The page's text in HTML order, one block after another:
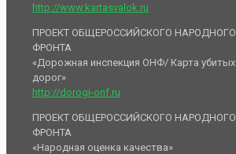
http://www.kartasvalok.ru
ПРОЕКТ ОБЩЕРОССИЙСКОГО НАРОДНОГО
ФРОНТА
«Дорожная инспекция ОНФ/ Карта убитых
дорог»
http://dorogi-onf.ru
ПРОЕКТ ОБЩЕРОССИЙСКОГО НАРОДНОГО
ФРОНТА
«Народная оценка качества»